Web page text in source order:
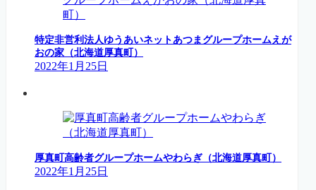
特定非営利法人ゆうあいネットあつまグループホームえが
おの家（北海道厚真町）
2022年1月25日
厚真町高齢者グループホームやわらぎ（北海道厚真町）
2022年1月25日